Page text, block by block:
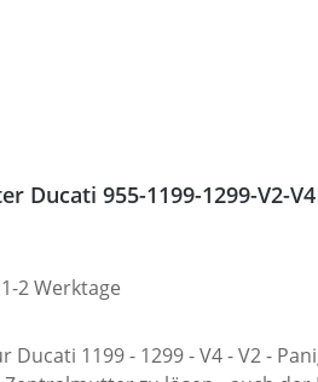
Adapter Ducati 955-1199-
2 Werktage
1199 - 1299 - V4 - V2 -